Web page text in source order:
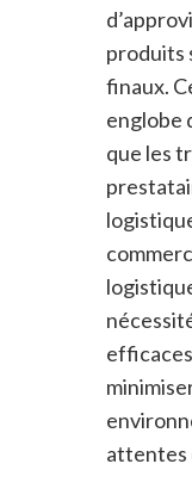
produits
finaux.
englobe
que les
attentes